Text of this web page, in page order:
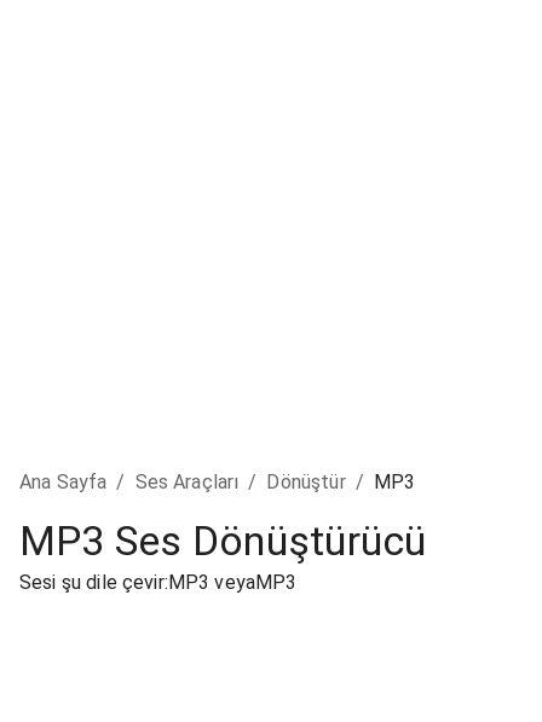
Ana Sayfa / Ses Araçları / Dönüştür / MP3
MP3 Ses Dönüştürücü
Sesi şu dile çevir:MP3 veyaMP3